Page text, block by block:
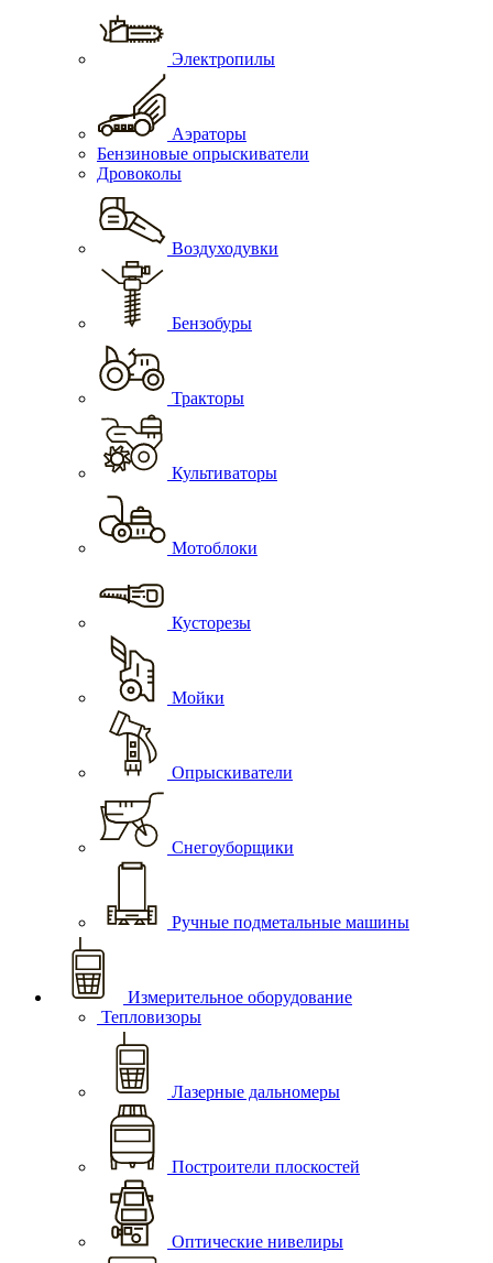
Электропилы
Аэраторы
Бензиновые опрыскиватели
Дровоколы
Воздуходувки
Бензобуры
Тракторы
Культиваторы
Мотоблоки
Кусторезы
Мойки
Опрыскиватели
Снегоуборщики
Ручные подметальные машины
Измерительное оборудование
Тепловизоры
Лазерные дальномеры
Построители плоскостей
Оптические нивелиры